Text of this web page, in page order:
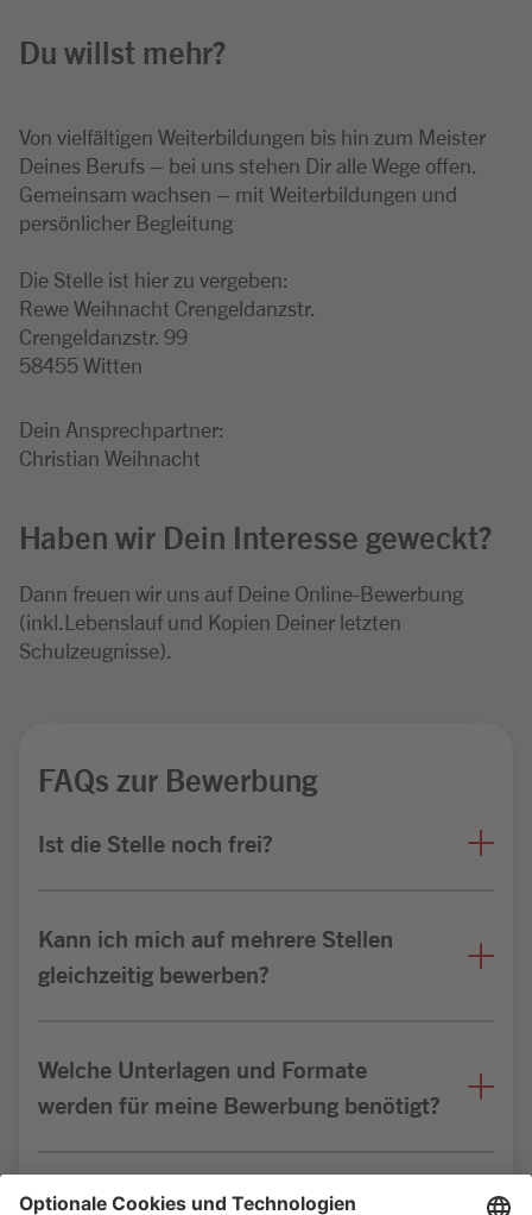
Du willst mehr?
Von vielfältigen Weiterbildungen bis hin zum Meister
Deines Berufs – bei uns stehen Dir alle Wege offen.
Gemeinsam wachsen – mit Weiterbildungen und
persönlicher Begleitung
Die Stelle ist hier zu vergeben:
Rewe Weihnacht Crengeldanzstr.
Crengeldanzstr. 99
58455 Witten
Dein Ansprechpartner:
Christian Weihnacht
Haben wir Dein Interesse geweckt?
Dann freuen wir uns auf Deine Online-Bewerbung
(inkl.Lebenslauf und Kopien Deiner letzten
Schulzeugnisse).
FAQs zur Bewerbung
Ist die Stelle noch frei?
Kann ich mich auf mehrere Stellen
gleichzeitig bewerben?
Welche Unterlagen und Formate
werden für meine Bewerbung benötigt?
Bin ich für die Stelle geeignet?